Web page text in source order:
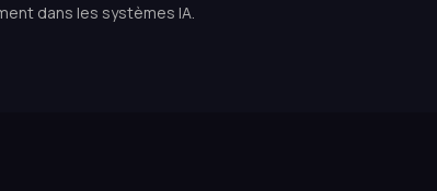
dans les systèmes IA.